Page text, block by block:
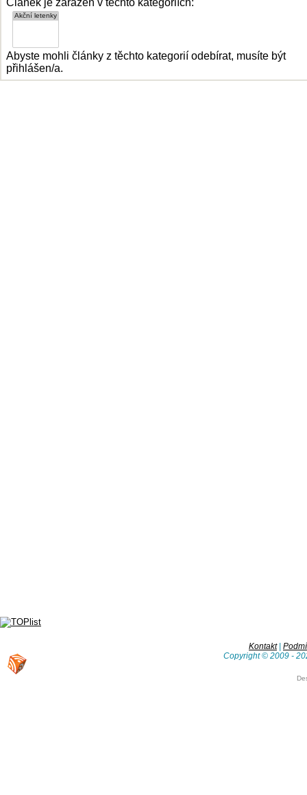
Článek je zařazen v těchto kategoriích:
Abyste mohli články z těchto kategorií odebírat, musíte být
přihlášen/a.
Kontakt|
Copyright © 2009 -